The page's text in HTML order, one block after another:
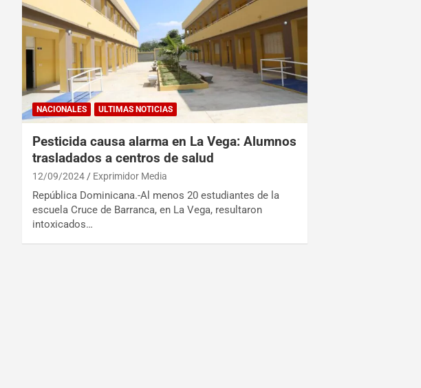
NACIONALES ULTIMAS NOTICIAS
Pesticida causa alarma en La Vega: Alumnos
trasladados a centros de salud
12/09/2024 Exprimidor Media
República Dominicana.-Al menos 20 estudiantes de la
escuela Cruce de Barranca, en La Vega, resultaron
intoxicados…